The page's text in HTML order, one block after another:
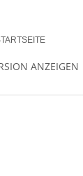
ANZEIGEN